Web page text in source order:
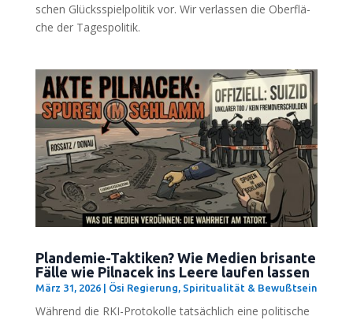
schen Glücks­spiel­po­li­tik vor. Wir ver­las­sen die Ober­flä­
che der Tagespolitik.
Plandemie-Taktiken? Wie Medien brisante
Fälle wie Pilnacek ins Leere laufen lassen
März 31, 2026| Ösi Regierung, Spiritualität & Bewußtsein
Wäh­rend die RKI-Pro­to­kol­le tat­säch­lich eine poli­ti­sche